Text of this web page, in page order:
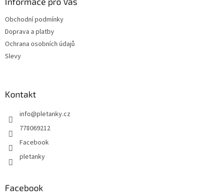
Obchodní podmínky
Doprava a platby
Ochrana osobních údajů
Slevy
Kontakt
info@pletanky.cz
778069212
Facebook
pletanky
Facebook